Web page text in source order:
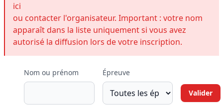
ici
ou contacter l'organisateur. Important : votre nom
apparaît dans la liste uniquement si vous avez
autorisé la diffusion lors de votre inscription.
Nom ou prénom Épreuve